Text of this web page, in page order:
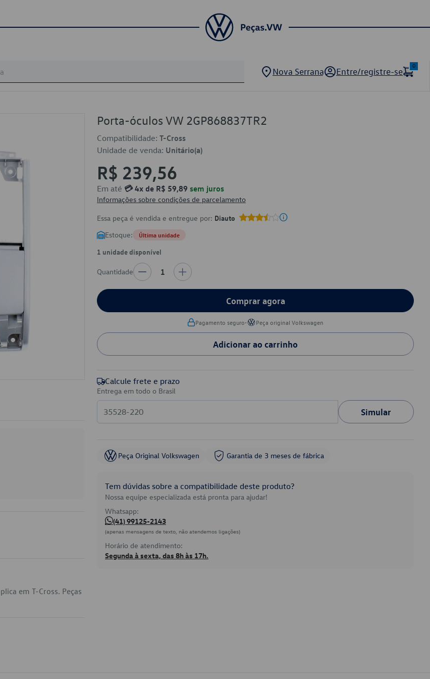
Nova Serrana Entre/registre-se
0
em T-Cross. Peças
Porta-óculos VW 2GP868837TR2
Compatibilidade: T-Cross
Unidade de venda: Unitário(a)
R$ 239,56
Em até 💳 4x de R$ 59,89 sem juros
Informações sobre condições de parcelamento
Essa peça é vendida e entregue por: Diauto
Estoque: Última unidade
1 unidade disponível
Quantidade 1
Comprar agora
Pagamento seguro• Peça original Volkswagen
Adicionar ao carrinho
Calcule frete e prazo
Entrega em todo o Brasil
Simular
Peça Original Volkswagen Garantia de 3 meses de fábrica
Tem dúvidas sobre a compatibilidade deste produto?
Nossa equipe especializada está pronta para ajudar!
Whatsapp:
(41) 99125-2143
(apenas mensagens de texto, não atendemos ligações)
Horário de atendimento:
Segunda à sexta, das 8h às 17h.